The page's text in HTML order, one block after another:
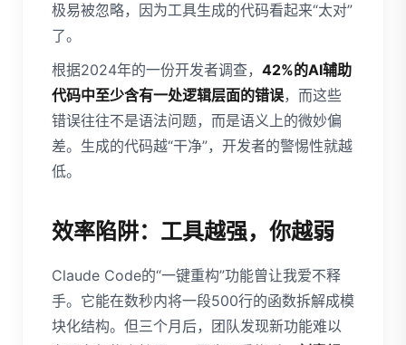
极易被忽略，因为工具生成的代码看起来“太对”
了。
根据2024年的一份开发者调查， 42%的AI辅助
代码中至少含有一处逻辑层面的错误，而这些
错误往往不是语法问题，而是语义上的微妙偏
差。生成的代码越“干净”，开发者的警惕性就越
低。
效率陷阱：工具越强，你越弱
Claude Code的“一键重构”功能曾让我爱不释
手。它能在数秒内将一段500行的函数拆解成模
块化结构。但三个月后，团队发现新功能难以